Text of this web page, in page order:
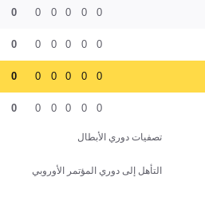
0
0
0
0
0
0
0
0
0
0
0
0
0
0
0
0
0
0
0
0
0
0
0
0
تصفيات دوري الأبطال
التأهل إلى دوري المؤتمر الأوروبي